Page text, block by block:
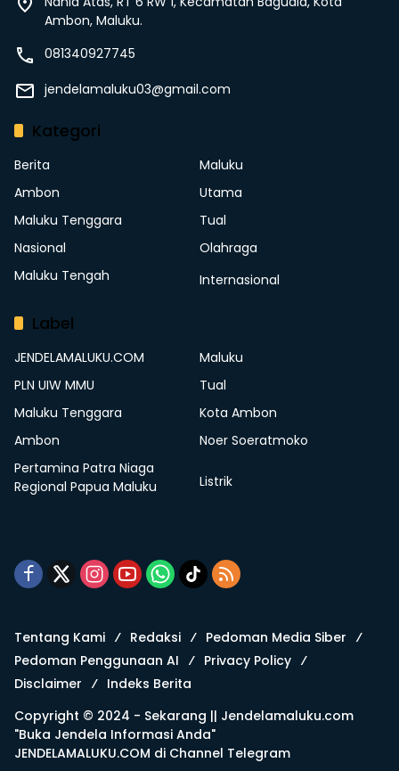
Ambon, Maluku.
081340927745
jendelamaluku03@gmail.com
Kategori
Berita
Maluku
Ambon
Utama
Maluku Tenggara
Tual
Nasional
Olahraga
Maluku Tengah
Internasional
Label
JENDELAMALUKU.COM
Maluku
PLN UIW MMU
Tual
Maluku Tenggara
Kota Ambon
Ambon
Noer Soeratmoko
Pertamina Patra Niaga
Regional Papua Maluku
Listrik
Tentang Kami Redaksi
Pedoman Media Siber
Pedoman Penggunaan AI
Privacy Policy
Disclaimer
Indeks Berita
Copyright © 2024 - Sekarang || Jendelamaluku.com
"Buka Jendela Informasi Anda"
JENDELAMALUKU.COM di Channel Telegram